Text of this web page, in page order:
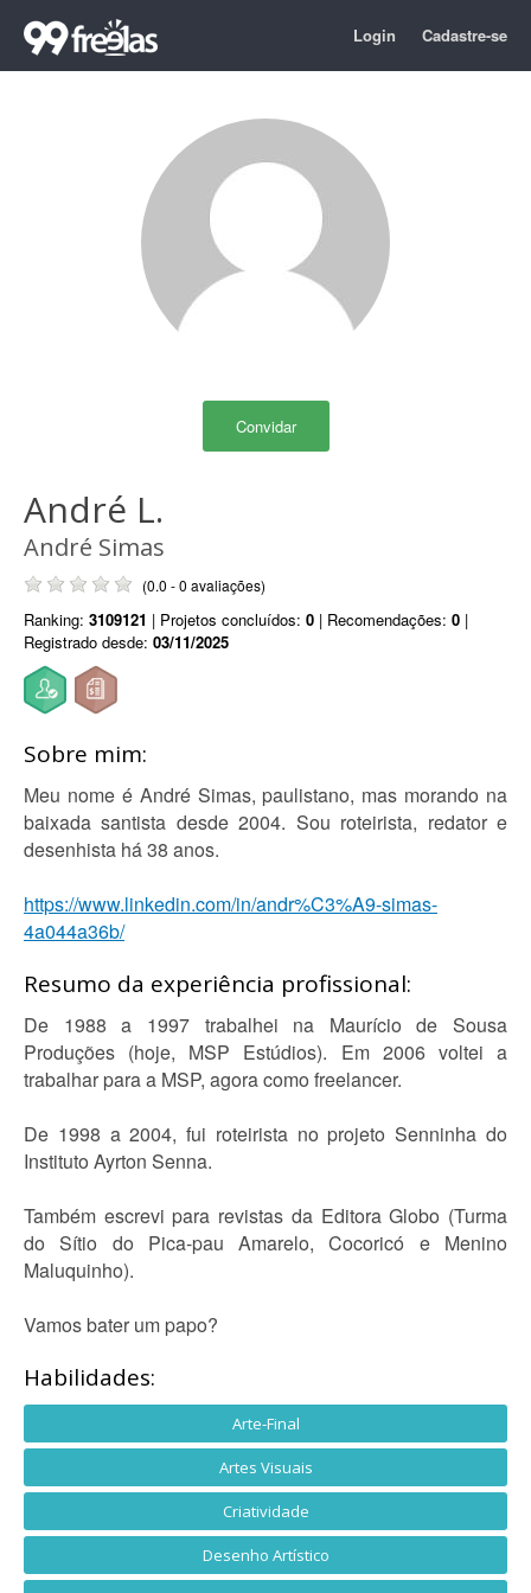
Login Cadastre-se
Convidar
André L.
André Simas
(0.0 - 0 avaliações)
Ranking: 3109121 | Projetos concluídos: 0 | Recomendações: 0 |
Registrado desde: 03/11/2025
Sobre mim:
Meu nome é André Simas, paulistano, mas morando na
baixada santista desde 2004. Sou roteirista, redator e
desenhista há 38 anos.
https://www.linkedin.com/in/andr%C3%A9-simas-
4a044a36b/
Resumo da experiência profissional:
De 1988 a 1997 trabalhei na Maurício de Sousa
Produções (hoje, MSP Estúdios). Em 2006 voltei a
trabalhar para a MSP, agora como freelancer.
De 1998 a 2004, fui roteirista no projeto Senninha do
Instituto Ayrton Senna.
Também escrevi para revistas da Editora Globo (Turma
do Sítio do Pica-pau Amarelo, Cocoricó e Menino
Maluquinho).
Vamos bater um papo?
Habilidades:
Arte-Final
Artes Visuais
Criatividade
Desenho Artístico